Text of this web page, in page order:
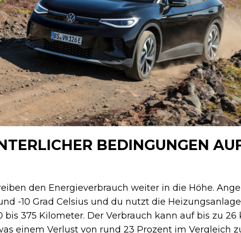
BEDINGUNGEN
den Energieverbrauch weiter in die Höhe.
-10 Grad Celsius und du nutzt die
375 Kilometer. Der Verbrauch kann auf bis zu 26
einem Verlust von rund 23 Prozent im Vergleich